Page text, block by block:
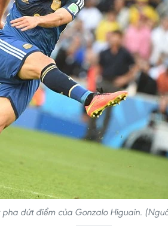
pha dứt điểm của Gonzalo Higuain.